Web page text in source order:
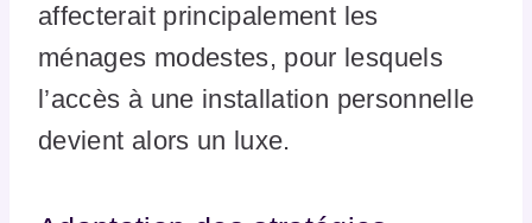
affecterait principalement les
ménages modestes, pour lesquels
l’accès à une installation personnelle
devient alors un luxe.